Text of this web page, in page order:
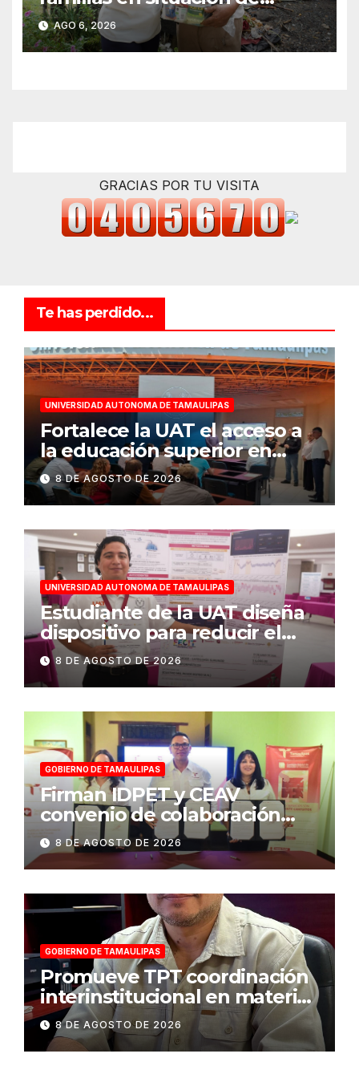
vulnerabilidad
AGO 6, 2026
GRACIAS POR TU VISITA
Te has perdido...
UNIVERSIDAD AUTONOMA DE TAMAULIPAS
Fortalece la UAT el acceso a
la educación superior en
comunidades
8 DE AGOSTO DE 2026
UNIVERSIDAD AUTONOMA DE TAMAULIPAS
Estudiante de la UAT diseña
dispositivo para reducir el
consumo eléctrico en
edificios
8 DE AGOSTO DE 2026
GOBIERNO DE TAMAULIPAS
Firman IDPET y CEAV
convenio de colaboración
para fortalecer la atención a
víctimas y la defensa jurídica
en Tamaulipas
8 DE AGOSTO DE 2026
GOBIERNO DE TAMAULIPAS
Promueve TPT coordinación
interinstitucional en materia
de transparencia y acceso a
la información pública
8 DE AGOSTO DE 2026